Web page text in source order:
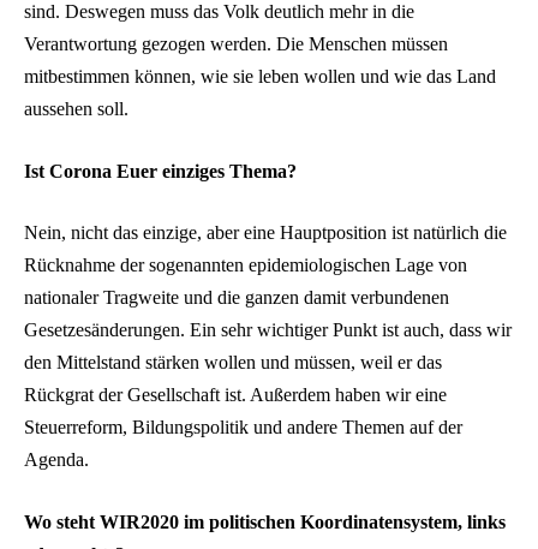
sind. Deswegen muss das Volk deutlich mehr in die
Verantwortung gezogen werden. Die Menschen müssen
mitbestimmen können, wie sie leben wollen und wie das Land
aussehen soll.
Ist Corona Euer einziges Thema?
Nein, nicht das einzige, aber eine Hauptposition ist natürlich die
Rücknahme der sogenannten epidemiologischen Lage von
nationaler Tragweite und die ganzen damit verbundenen
Gesetzesänderungen. Ein sehr wichtiger Punkt ist auch, dass wir
den Mittelstand stärken wollen und müssen, weil er das
Rückgrat der Gesellschaft ist. Außerdem haben wir eine
Steuerreform, Bildungspolitik und andere Themen auf der
Agenda.
Wo steht WIR2020 im politischen Koordinatensystem, links